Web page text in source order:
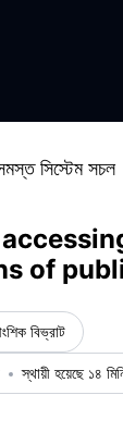
সিস্টেম সচল
of
বিভ্রাট
স্থায়ী হয়েছে ১৪